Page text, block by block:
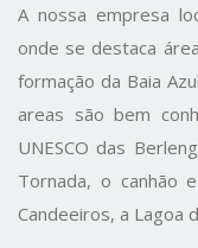
A nossa empresa
onde se destaca
formação da Baia
areas são bem
UNESCO das
Tornada, o canhão
Candeeiros, a Lagoa